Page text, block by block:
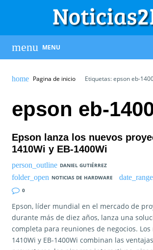
MENU
Pagina de inicio Etiquetas: epson eb-
epson eb-
Epson lanza los nuevos
1410Wi y EB-1400Wi
DANIEL GUTIÉRREZ
NOTICIAS DE HARDWARE
0
Epson, líder mundial en el mercado de
durante más de diez años, lanza una
completa para reuniones de negocios. Los
1410Wi y EB-1400Wi combinan las